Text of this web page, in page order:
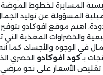
المسايرة لخطوط الموضة
المسؤولة عن توليد
اهتم موقع افوكادو بتوفير
والخضراوات المغذية
في الوجوه والأجساد، كما
بـكود افوكادو الحصري
الأسعار على نحو مرضي